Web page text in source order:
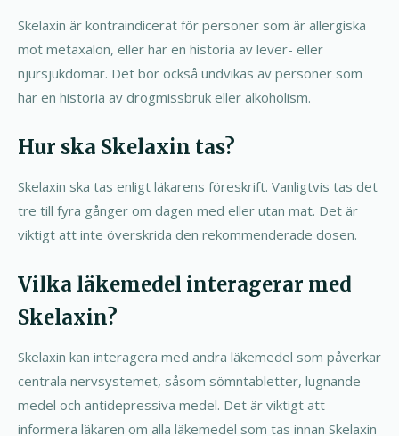
Skelaxin är kontraindicerat för personer som är allergiska
mot metaxalon, eller har en historia av lever- eller
njursjukdomar. Det bör också undvikas av personer som
har en historia av drogmissbruk eller alkoholism.
Hur ska Skelaxin tas?
Skelaxin ska tas enligt läkarens föreskrift. Vanligtvis tas det
tre till fyra gånger om dagen med eller utan mat. Det är
viktigt att inte överskrida den rekommenderade dosen.
Vilka läkemedel interagerar med
Skelaxin?
Skelaxin kan interagera med andra läkemedel som påverkar
centrala nervsystemet, såsom sömntabletter, lugnande
medel och antidepressiva medel. Det är viktigt att
informera läkaren om alla läkemedel som tas innan Skelaxin